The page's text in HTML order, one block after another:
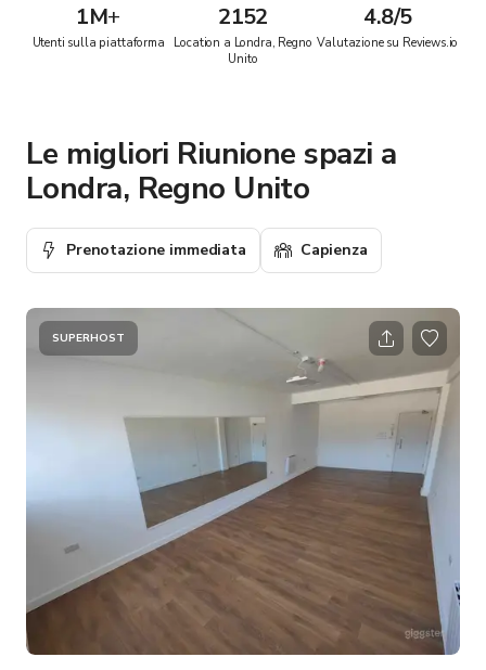
1M+
Utenti sulla piattaforma
2152
Location a Londra, Regno
Unito
4.8/5
Valutazione su Reviews.io
Le migliori Riunione spazi a
Londra, Regno Unito
Prenotazione immediata Capienza
SUPERHOST